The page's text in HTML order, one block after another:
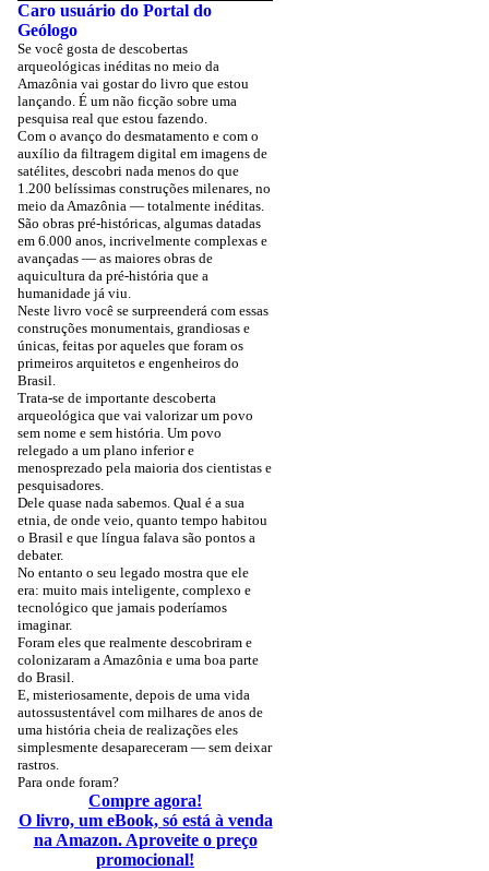
Caro usuário do Portal do
Geólogo
Se você gosta de descobertas
arqueológicas inéditas no meio da
Amazônia vai gostar do livro que estou
lançando. É um não ficção sobre uma
pesquisa real que estou fazendo.
Com o avanço do desmatamento e com o
auxílio da filtragem digital em imagens de
satélites, descobri nada menos do que
1.200 belíssimas construções milenares, no
meio da Amazônia — totalmente inéditas.
São obras pré-históricas, algumas datadas
em 6.000 anos, incrivelmente complexas e
avançadas — as maiores obras de
aquicultura da pré-história que a
humanidade já viu.
Neste livro você se surpreenderá com essas
construções monumentais, grandiosas e
únicas, feitas por aqueles que foram os
primeiros arquitetos e engenheiros do
Brasil.
Trata-se de importante descoberta
arqueológica que vai valorizar um povo
sem nome e sem história. Um povo
relegado a um plano inferior e
menosprezado pela maioria dos cientistas e
pesquisadores.
Dele quase nada sabemos. Qual é a sua
etnia, de onde veio, quanto tempo habitou
o Brasil e que língua falava são pontos a
debater.
No entanto o seu legado mostra que ele
era: muito mais inteligente, complexo e
tecnológico que jamais poderíamos
imaginar.
Foram eles que realmente descobriram e
colonizaram a Amazônia e uma boa parte
do Brasil.
E, misteriosamente, depois de uma vida
autossustentável com milhares de anos de
uma história cheia de realizações eles
simplesmente desapareceram — sem deixar
rastros.
Para onde foram?
Compre agora!
O livro, um eBook, só está à venda
na Amazon. Aproveite o preço
promocional!